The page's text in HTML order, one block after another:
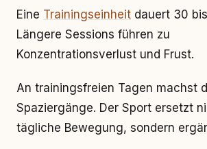
Eine Trainingseinheit dauert 30
Längere Sessions führen zu
Konzentrationsverlust und Frust.
An trainingsfreien Tagen machst
Spaziergänge. Der Sport ersetzt
tägliche Bewegung, sondern